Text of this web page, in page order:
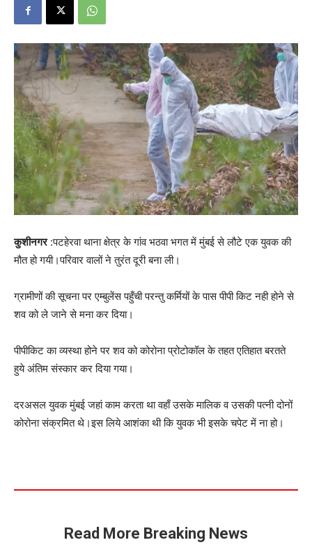
कुशीनगर:पटहेरवा थाना क्षेत्र के गांव भठवा भगत में मुंबई से लौटे एक युवक की
मौत हो गयी।परिवार वालों ने तुरंत दूरी बना ली।
ग्रामीणों की सूचना पर एम्बुलेंस पहुँची परन्तु कर्मियों के पास पीपी किट नही होने से
शव को ले जाने से मना कर दिया।
पीपीकिट का व्यस्था होने पर शव को कोरोना प्रोटोकॉल के तहत एतिहात बरतते
हुये अंतिम संस्कार कर दिया गया।
दरअसल युवक मुंबई जहां काम करता था वहाँ उसके मालिक व उसकी पत्नी दोनों
कोरोना संक्रमित थे।इस लिये आशंका थी कि युवक भी इसके चपेट में ना हो।
Read More Breaking News